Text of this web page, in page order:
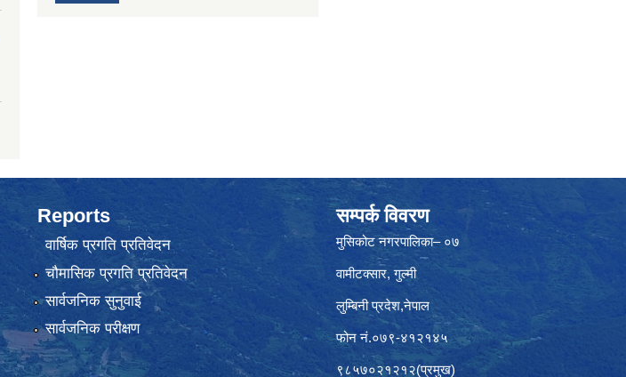
Reports
वार्षिक प्रगति प्रतिवेदन
चौमासिक प्रगति प्रतिवेदन
सार्वजनिक सुनुवाई
सार्वजनिक परीक्षण
सम्पर्क विवरण
मुसिकोट नगरपालिका– ०७
वामीटक्सार, गुल्मी
लुम्बिनी प्रदेश,नेपाल
फोन नं.०७९-४१२१४५
९८५७०२१२१२(प्रमुख)